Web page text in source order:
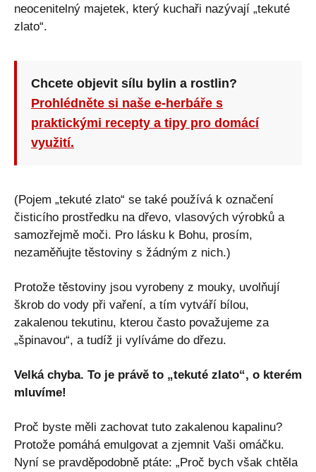
neocenitelný majetek, který kuchaři nazývají „tekuté
zlato“.
Chcete objevit sílu bylin a rostlin?
Prohlédněte si naše e-herbáře s
praktickými recepty a tipy pro domácí
využití.
(Pojem „tekuté zlato“ se také používá k označení
čisticího prostředku na dřevo, vlasových výrobků a
samozřejmě moči. Pro lásku k Bohu, prosím,
nezaměňujte těstoviny s žádným z nich.)
Protože těstoviny jsou vyrobeny z mouky, uvolňují
škrob do vody při vaření, a tím vytváří bílou,
zakalenou tekutinu, kterou často považujeme za
„špinavou“, a tudíž ji vylíváme do dřezu.
Velká chyba. To je právě to „tekuté zlato“, o kterém
mluvíme!
Proč byste měli zachovat tuto zakalenou kapalinu?
Protože pomáhá emulgovat a zjemnit Vaši omáčku.
Nyní se pravděpodobně ptáte: „Proč bych však chtěla